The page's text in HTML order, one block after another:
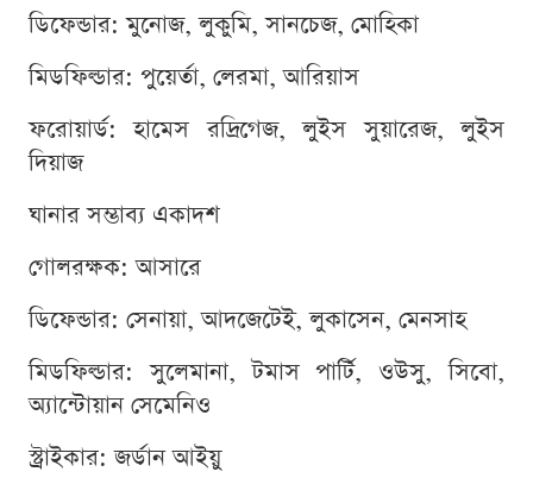
ডিফেন্ডার: মুনোজ, লুকুমি, সানচেজ, মোহিকা
মিডফিল্ডার: পুয়ের্তা, লেরমা, আরিয়াস
ফরোয়ার্ড: হামেস রদ্রিগেজ, লুইস সুয়ারেজ, লুইস
দিয়াজ
ঘানার সম্ভাব্য একাদশ
গোলরক্ষক: আসারে
ডিফেন্ডার: সেনায়া, আদজেটেই, লুকাসেন, মেনসাহ
মিডফিল্ডার: সুলেমানা, টমাস পার্টি, ওউসু, সিবো,
অ্যান্টোয়ান সেমেনিও
স্ট্রাইকার: জর্ডান আইয়ু